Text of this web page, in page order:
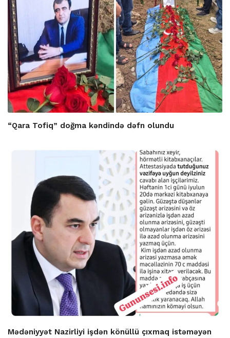
“Qara Tofiq” doğma kəndində dəfn olundu
Mədəniyyət Nazirliyi işdən könüllü çıxmaq istəməyən